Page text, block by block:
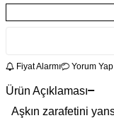
Fiyat Alarmı Yorum Yap
Ürün Açıklaması
Aşkın zarafetini